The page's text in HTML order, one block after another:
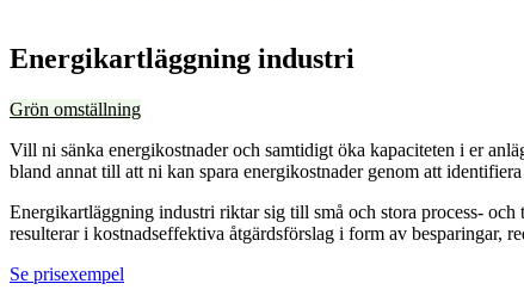
Energikartläggning industri
Grön omställning
Vill ni sänka energikostnader och samtidigt öka kapaciteten i er
bland annat till att ni kan spara energikostnader genom att
Energikartläggning industri riktar sig till små och stora process-
resulterar i kostnadseffektiva åtgärdsförslag i form av besparingar,
Se prisexempel